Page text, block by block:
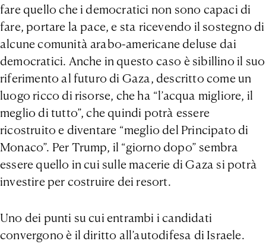
fare quello che i democratici non sono capaci di
fare, portare la pace, e sta ricevendo il sostegno di
alcune comunità arabo-americane deluse dai
democratici. Anche in questo caso è sibillino il suo
riferimento al futuro di Gaza, descritto come un
luogo ricco di risorse, che ha “l’acqua migliore, il
meglio di tutto”, che quindi potrà essere
ricostruito e diventare “meglio del Principato di
Monaco”. Per Trump, il “giorno dopo” sembra
essere quello in cui sulle macerie di Gaza si potrà
investire per costruire dei resort.
Uno dei punti su cui entrambi i candidati
convergono è il diritto all’autodifesa di Israele.